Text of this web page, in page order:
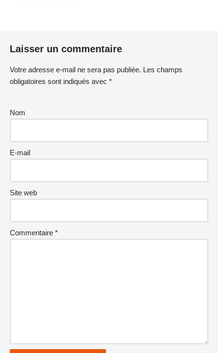
Laisser un commentaire
Votre adresse e-mail ne sera pas publiée. Les champs
obligatoires sont indiqués avec *
Nom
E-mail
Site web
Commentaire *